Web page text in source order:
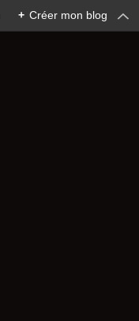
+ Créer mon blog